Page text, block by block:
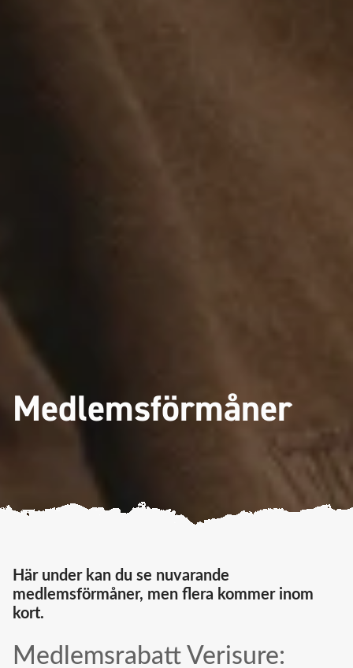
Medlemsförmåner
Här under kan du se nuvarande
medlemsförmåner, men flera kommer inom
kort.
Medlemsrabatt Verisure: